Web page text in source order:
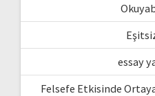
essay
Felsefe Etkisinde